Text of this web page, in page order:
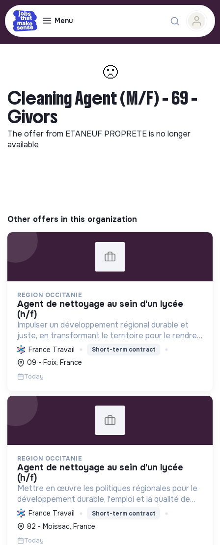
Menu
🙁
Cleaning Agent (M/F) - 69 -
Givors
The offer from ETANEUF PROPRETEis no longer
available
Other offers in this organization
REGION OCCITANIE
agent de nettoyage au sein d'un lycée
(h/f)
Impulser un développement régional durable et
juste, en transformant le territoire pour le rendre
résilient et leader en énergie positive d'ici 2050.
France Travail Short-term contract
09 - Foix, France
Today
REGION OCCITANIE
agent de nettoyage au sein d'un lycée
(h/f)
Mettre en œuvre les politiques régionales pour le
développement durable, l'emploi et la qualité de
vie, en s'engageant pour une Occitanie pionnière
en transition écologique et sociale.
France Travail Short-term contract
82 - Moissac, France
Today